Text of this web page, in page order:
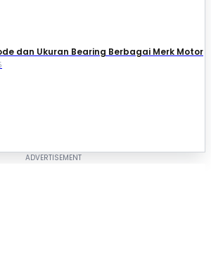
dan Ukuran Bearing Berbagai Merk Motor